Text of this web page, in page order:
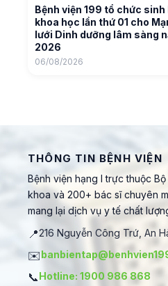
Bệnh viện 199 tổ chức sinh
khoa học lần thứ 01 cho
lưới Dinh dưỡng lâm sàng
2026
06/08/2026
THÔNG TIN BỆNH VIỆN
Bệnh viện hạng I trực thuộc
khoa và 200+ bác sĩ chuyên
mang lại dịch vụ y tế chất
📍216 Nguyễn Công Trứ, An
✉️
📞Hotline: 1900 986 868